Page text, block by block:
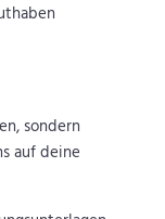
sondern
auf deine